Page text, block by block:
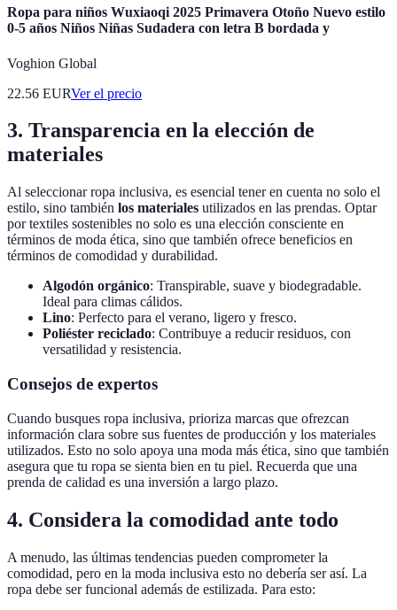
Ropa para niños Wuxiaoqi 2025 Primavera Otoño Nuevo estilo
0-5 años Niños Niñas Sudadera con letra B bordada y
Voghion Global
22.56 EURVer el precio
3. Transparencia en la elección de
materiales
Al seleccionar ropa inclusiva, es esencial tener en cuenta no solo el
estilo, sino también los materiales utilizados en las prendas. Optar
por textiles sostenibles no solo es una elección consciente en
términos de moda ética, sino que también ofrece beneficios en
términos de comodidad y durabilidad.
Algodón orgánico: Transpirable, suave y biodegradable.
Ideal para climas cálidos.
Lino: Perfecto para el verano, ligero y fresco.
Poliéster reciclado: Contribuye a reducir residuos, con
versatilidad y resistencia.
Consejos de expertos
Cuando busques ropa inclusiva, prioriza marcas que ofrezcan
información clara sobre sus fuentes de producción y los materiales
utilizados. Esto no solo apoya una moda más ética, sino que también
asegura que tu ropa se sienta bien en tu piel. Recuerda que una
prenda de calidad es una inversión a largo plazo.
4. Considera la comodidad ante todo
A menudo, las últimas tendencias pueden comprometer la
comodidad, pero en la moda inclusiva esto no debería ser así. La
ropa debe ser funcional además de estilizada. Para esto: